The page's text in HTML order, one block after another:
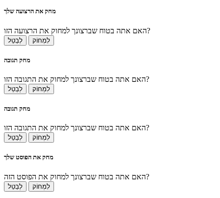
מחק את הרצועה שלך
האם אתה בטוח שברצונך למחוק את הרצועה הזו?
לְבַטֵל לִמְחוֹק
מחק תגובה
האם אתה בטוח שברצונך למחוק את התגובה הזו?
לְבַטֵל לִמְחוֹק
מחק תגובה
האם אתה בטוח שברצונך למחוק את התגובה הזו?
לְבַטֵל לִמְחוֹק
מחק את הפוסט שלך
האם אתה בטוח שברצונך למחוק את הפוסט הזה?
לְבַטֵל לִמְחוֹק